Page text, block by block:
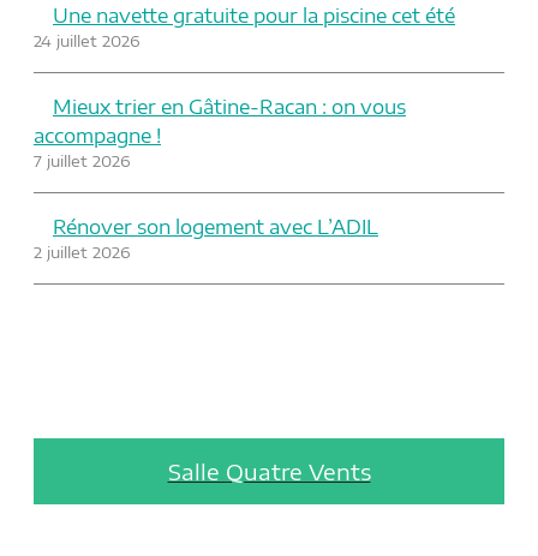
Une navette gratuite pour la piscine cet été
24 juillet 2026
Mieux trier en Gâtine-Racan : on vous
accompagne !
7 juillet 2026
Rénover son logement avec L’ADIL
2 juillet 2026
Salle Quatre Vents